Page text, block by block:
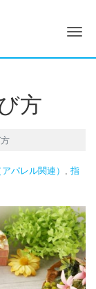
ナ
方
パレル関連） , 指